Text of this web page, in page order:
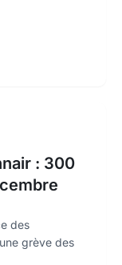
: 300
des
grève des